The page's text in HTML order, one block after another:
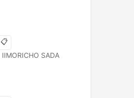
📋
IIMORICHO SADA